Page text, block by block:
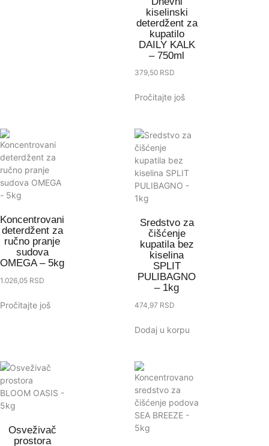
kiselinski
deterdžent za
kupatilo
DAILY KALK
– 750ml
379,50 RSD
Pročitajte još
Koncentrovani
deterdžent za
ručno pranje
sudova
OMEGA – 5kg
1.026,05 RSD
Pročitajte još
Sredstvo za
čišćenje
kupatila bez
kiselina
SPLIT
PULIBAGNO
– 1kg
474,97 RSD
Dodaj u korpu
Osveživač
prostora